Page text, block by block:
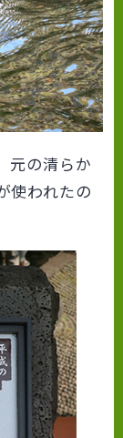
元の清らか
使われたの